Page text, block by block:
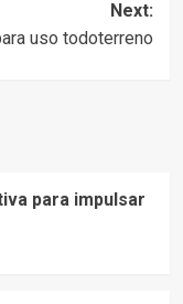
Next:
uso todoterreno
para impulsar